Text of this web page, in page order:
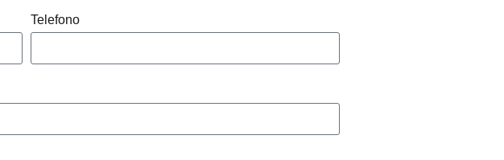
Telefono